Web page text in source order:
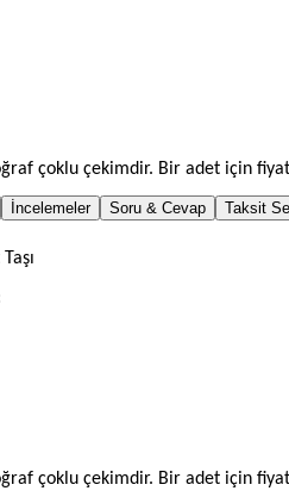
çoklu çekimdir. Bir adet için
İncelemeler Soru & Cevap Taksit
çoklu çekimdir. Bir adet için